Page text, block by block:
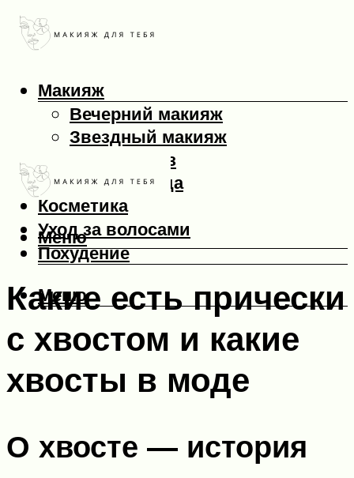
Макияж
Вечерний макияж
Звездный макияж
Макияж глаз
Макияж лица
Косметика
Уход за волосами
Похудение
Меню
Меню
Какие есть прически
с хвостом и какие
хвосты в моде
О хвосте — история